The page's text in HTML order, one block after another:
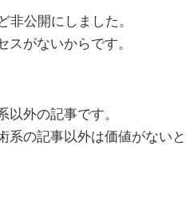
非公開にしました。
スがないからです。
以外の記事です。
系の記事以外は価値がない